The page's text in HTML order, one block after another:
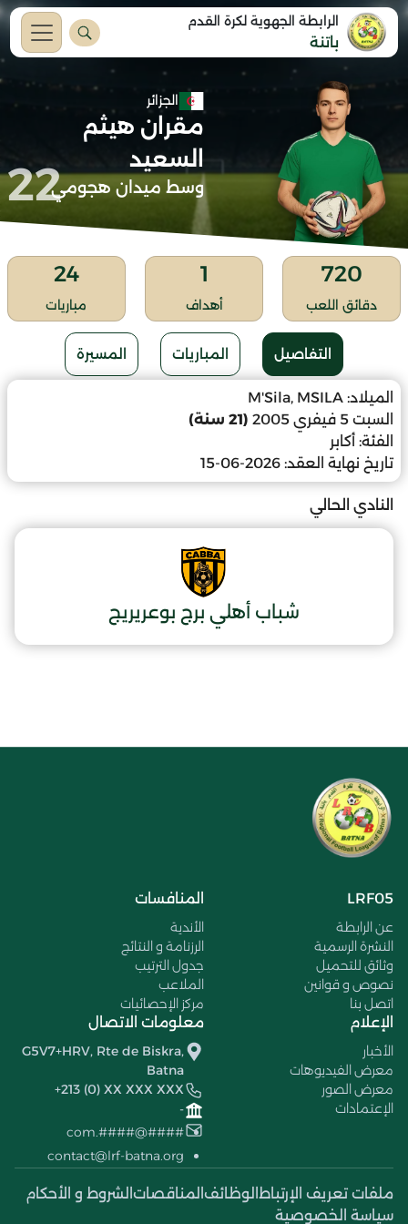
الرابطة الجهوية لكرة القدم
باتنة
الجزائر
مقران هيثم
السعيد
وسط ميدان هجومي22
720
دقائق اللعب
1
أهداف
24
مباريات
التفاصيل المباريات المسيرة
الميلاد: M'Sila, MSILA
السبت 5 فيفري 2005
(21 سنة)
الفئة: أكابر
تاريخ نهاية العقد: 2026-06-15
النادي الحالي
شباب أهلي برج بوعريريج
LRF05
عن الرابطة
النشرة الرسمية
وثائق للتحميل
نصوص و قوانين
اتصل بنا
المنافسات
الأندية
الرزنامة و النتائج
جدول الترتيب
الملاعب
مركز الإحصائيات
الإعلام
الأخبار
معرض الفيديوهات
معرض الصور
الإعتمادات
معلومات الاتصال
G5V7+HRV, Rte de Biskra,
Batna
+213 (0) XX XXX XXX
-
####@####.com
contact@lrf-batna.org
ملفات تعريف الإرتباط الوظائف المناقصات الشروط و الأحكام
سياسة الخصوصية